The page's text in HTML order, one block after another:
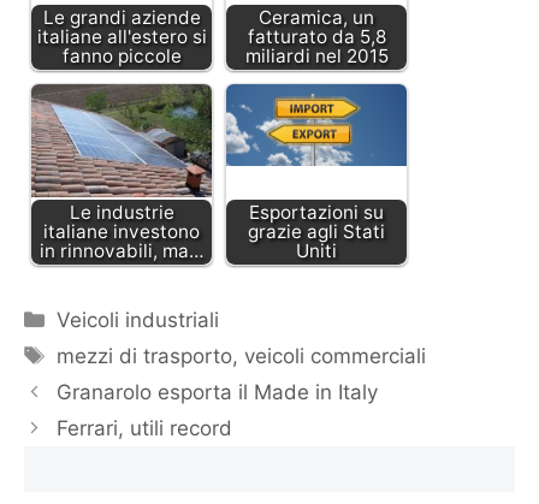
Le grandi aziende
italiane all'estero si
fanno piccole
Ceramica, un
fatturato da 5,8
miliardi nel 2015
Le industrie
italiane investono
in rinnovabili, ma…
Esportazioni su
grazie agli Stati
Uniti
Categorie
Veicoli industriali
Tag
mezzi di trasporto, veicoli commerciali
Granarolo esporta il Made in Italy
Ferrari, utili record